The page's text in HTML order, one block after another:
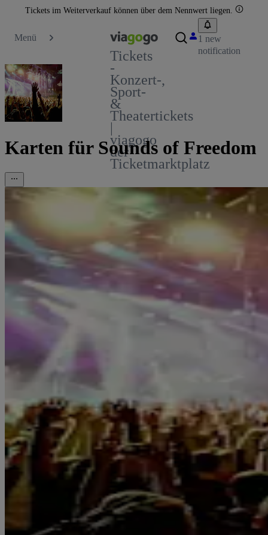
Tickets im Weiterverkauf können über dem Nennwert liegen.
Menü
Tickets
-
Konzert-,
Sport-
&
Theatertickets
|
viagogo
der
Ticketmarktplatz
1 new
notification
Karten für Sounds of Freedom